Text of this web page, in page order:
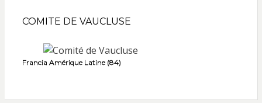
COMITE DE VAUCLUSE
Francia Amérique Latine (84)